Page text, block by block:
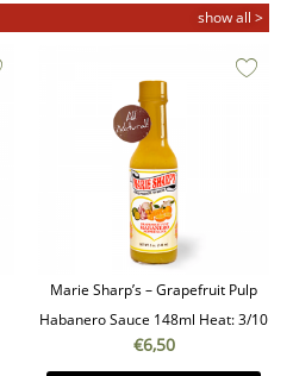
show all >
Marie Sharp’s – Grapefruit Pulp
Habanero Sauce 148ml Heat: 3/10
€6,50